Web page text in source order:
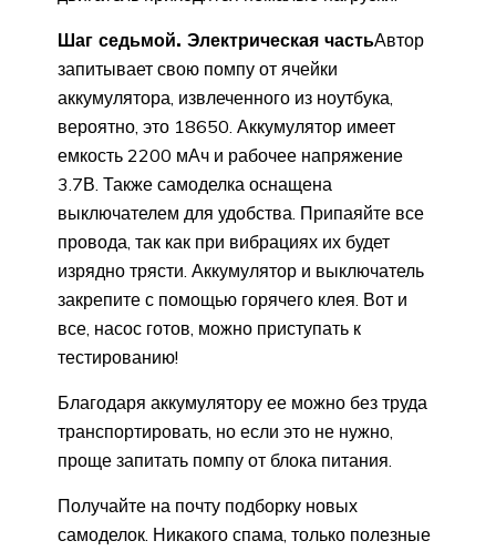
Шаг седьмой. Электрическая частьАвтор
запитывает свою помпу от ячейки
аккумулятора, извлеченного из ноутбука,
вероятно, это 18650. Аккумулятор имеет
емкость 2200 мАч и рабочее напряжение
3.7В. Также самоделка оснащена
выключателем для удобства. Припаяйте все
провода, так как при вибрациях их будет
изрядно трясти. Аккумулятор и выключатель
закрепите с помощью горячего клея. Вот и
все, насос готов, можно приступать к
тестированию!
Благодаря аккумулятору ее можно без труда
транспортировать, но если это не нужно,
проще запитать помпу от блока питания.
Получайте на почту подборку новых
самоделок. Никакого спама, только полезные